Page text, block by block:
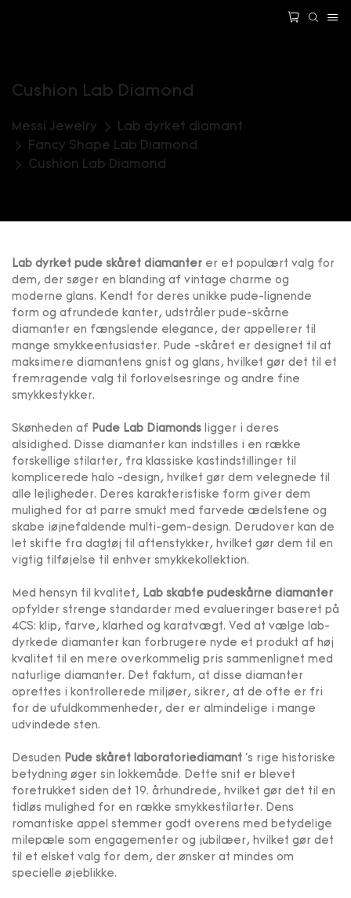
Cushion Lab Diamond
Messi Jewelry
Lab dyrket diamant
Fancy Shape Lab Diamond
Cushion Lab Diamond
Lab dyrket pude skåret diamanter er et populært valg for
dem, der søger en blanding af vintage charme og
moderne glans. Kendt for deres unikke pude-lignende
form og afrundede kanter, udstråler pude-skårne
diamanter en fængslende elegance, der appellerer til
mange smykkeentusiaster. Pude -skåret er designet til at
maksimere diamantens gnist og glans, hvilket gør det til et
fremragende valg til forlovelsesringe og andre fine
smykkestykker.
Skønheden af Pude Lab Diamonds ligger i deres
alsidighed. Disse diamanter kan indstilles i en række
forskellige stilarter, fra klassiske kastindstillinger til
komplicerede halo -design, hvilket gør dem velegnede til
alle lejligheder. Deres karakteristiske form giver dem
mulighed for at parre smukt med farvede ædelstene og
skabe iøjnefaldende multi-gem-design. Derudover kan de
let skifte fra dagtøj til aftenstykker, hvilket gør dem til en
vigtig tilføjelse til enhver smykkekollektion.
Med hensyn til kvalitet, Lab skabte pudeskårne diamanter
opfylder strenge standarder med evalueringer baseret på
4CS: klip, farve, klarhed og karatvægt. Ved at vælge lab-
dyrkede diamanter kan forbrugere nyde et produkt af høj
kvalitet til en mere overkommelig pris sammenlignet med
naturlige diamanter. Det faktum, at disse diamanter
oprettes i kontrollerede miljøer, sikrer, at de ofte er fri
for de ufuldkommenheder, der er almindelige i mange
udvindede sten.
Desuden Pude skåret laboratoriediamant 's rige historiske
betydning øger sin lokkemåde. Dette snit er blevet
foretrukket siden det 19. århundrede, hvilket gør det til en
tidløs mulighed for en række smykkestilarter. Dens
romantiske appel stemmer godt overens med betydelige
milepæle som engagementer og jubilæer, hvilket gør det
til et elsket valg for dem, der ønsker at mindes om
specielle øjeblikke.